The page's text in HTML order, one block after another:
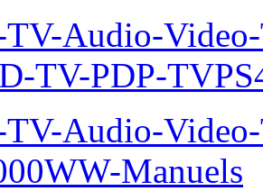
TV-Audio-
TV-PDP-
TV-Audio-
Manuels